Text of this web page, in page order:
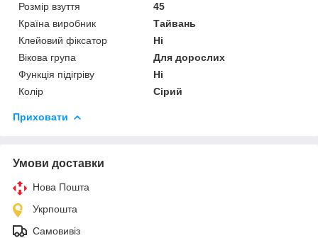
Розмір взуття
45
Країна виробник
Тайвань
Клейовий фіксатор
Ні
Вікова група
Для дорослих
Функція підігріву
Ні
Колір
Сірий
Приховати
Умови доставки
Нова Пошта
Укрпошта
Самовивіз